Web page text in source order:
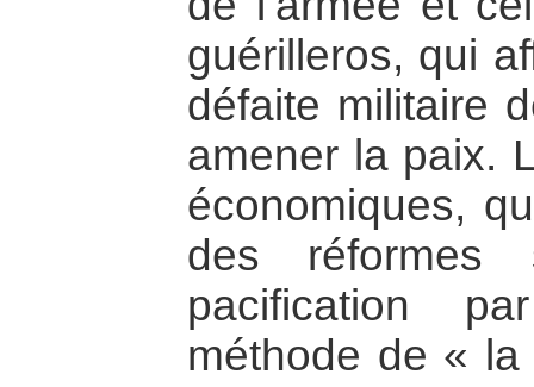
guérilleros, qui
défaite militaire
amener la paix.
économiques,
des
pacification
méthode de «